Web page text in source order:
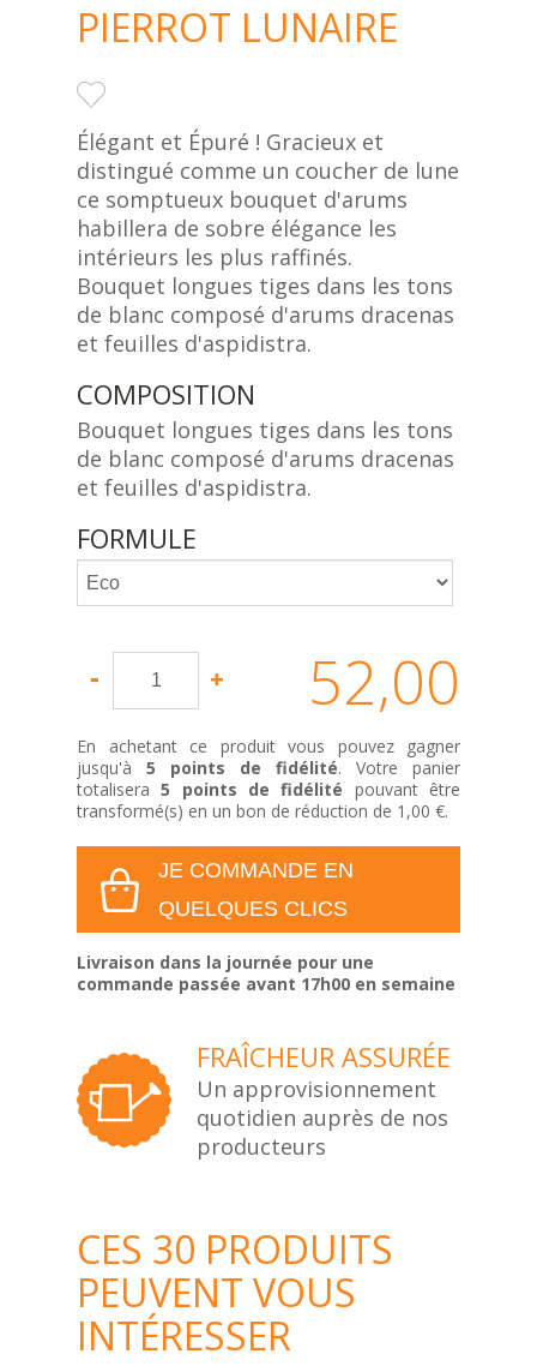
PIERROT LUNAIRE
Élégant et Épuré ! Gracieux et
distingué comme un coucher de lune
ce somptueux bouquet d'arums
habillera de sobre élégance les
intérieurs les plus raffinés.
Bouquet longues tiges dans les tons
de blanc composé d'arums dracenas
et feuilles d'aspidistra.
COMPOSITION
Bouquet longues tiges dans les tons
de blanc composé d'arums dracenas
et feuilles d'aspidistra.
FORMULE
52,00
€
En achetant ce produit vous pouvez gagner
jusqu'à 5 points de fidélité. Votre panier
totalisera5 points de fidélité pouvant être
transformé(s) en un bon de réduction de 1,00 €.
JE COMMANDE EN
QUELQUES CLICS
Livraison dans la journée pour une
commande passée avant 17h00 en semaine
FRAÎCHEUR ASSURÉE
Un approvisionnement
quotidien auprès de nos
producteurs
CES 30 PRODUITS
PEUVENT VOUS
INTÉRESSER